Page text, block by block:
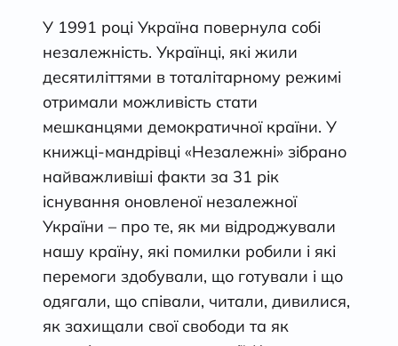
У 1991 році Україна повернула собі
незалежність. Українці, які жили
десятиліттями в тоталітарному режимі
отримали можливість стати
мешканцями демократичної країни. У
книжці-мандрівці «Незалежні» зібрано
найважливіші факти за 31 рік
існування оновленої незалежної
України – про те, як ми відроджували
нашу країну, які помилки робили і які
перемоги здобували, що готували і що
одягали, що співали, читали, дивилися,
як захищали свої свободи та як